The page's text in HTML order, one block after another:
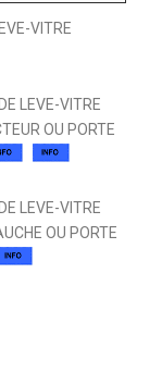
VITRE
LEVE-VITRE
OU PORTE
LEVE-VITRE
OU PORTE